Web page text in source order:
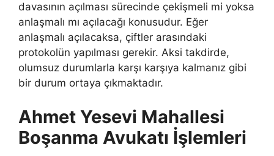
davasının açılması sürecinde çekişmeli mi yoksa
anlaşmalı mı açılacağı konusudur. Eğer
anlaşmalı açılacaksa, çiftler arasındaki
protokolün yapılması gerekir. Aksi takdirde,
olumsuz durumlarla karşı karşıya kalmanız gibi
bir durum ortaya çıkmaktadır.
Ahmet Yesevi Mahallesi
Boşanma Avukatı İşlemleri